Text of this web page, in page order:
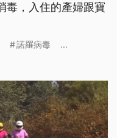
毒，入住的產婦跟寶
諾羅病毒 ...